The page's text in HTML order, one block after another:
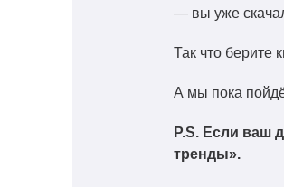
— вы уже
Так что берите
А мы пока
P.S. Если ваш
тренды».